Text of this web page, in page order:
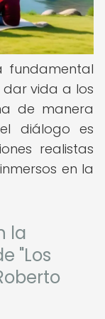
fundamental
vida a los
de manera
diálogo es
realistas
en la
la
"Los